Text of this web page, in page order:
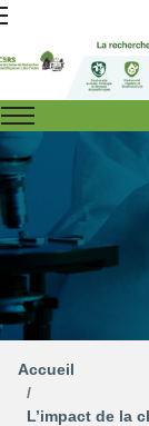
Accueil
L’impact de la